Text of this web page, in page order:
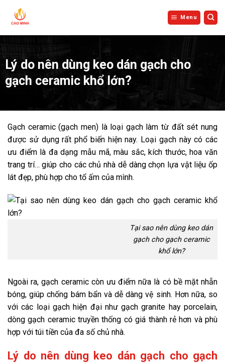
Menu
Lý do nên dùng keo dán gạch cho
gạch ceramic khổ lớn?
Gạch ceramic (gạch men) là loại gạch làm từ đất sét nung
được sử dụng rất phổ biến hiện nay. Loại gạch này có các
ưu điểm là đa dạng mẫu mã, màu sắc, kích thước, hoa văn
trang trí… giúp cho các chủ nhà dễ dàng chọn lựa vật liệu ốp
lát đẹp, phù hợp cho tổ ấm của mình.
Tại sao nên dùng keo dán
gạch cho gạch ceramic
khổ lớn?
Ngoài ra, gạch ceramic còn ưu điểm nữa là có bề mặt nhẵn
bóng, giúp chống bám bẩn và dễ dàng vệ sinh. Hơn nữa, so
với các loại gạch hiện đại như gạch granite hay porcelain,
dòng gạch ceramic truyền thống có giá thành rẻ hơn và phù
hợp với túi tiền của đa số chủ nhà.
Lý do nên dùng keo dán gạch cho gạch